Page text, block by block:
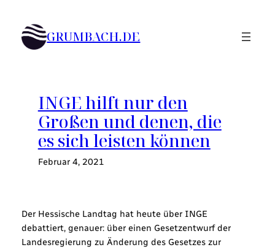
Inhalt
springen GRUMBACH.DE
INGE hilft nur den
Großen und denen, die
es sich leisten können
Februar 4, 2021
Der Hessische Landtag hat heute über INGE
debattiert, genauer: über einen Gesetzentwurf der
Landesregierung zu Änderung des Gesetzes zur